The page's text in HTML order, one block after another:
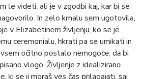
le videti, ali je v zgodbi kaj, kar bi se
In zelo kmalu sem ugotovila,
v Elizabetinem življenju, ko se je
ceremonialu, hkrati pa se umikati in
očitno postalo nemogoče, da bi
vlogo. Življenje z idealizirano
ki se ji moraš ves čas prilagajati, saj